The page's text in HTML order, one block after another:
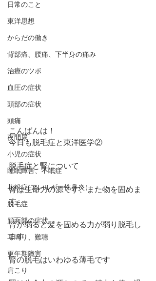
日常のこと
東洋思想
からだの働き
背部痛、腰痛、下半身の痛み
治療のツボ
血圧の症状
頭部の症状
頭痛
夜間尿
小児の症状
睡眠障害、不眠症
花粉症(アレルギー性鼻炎）
脱毛症
顔面部の症状
耳鳴り、難聴
更年期障害
肩こり
こんばんは！
今日も脱毛症と東洋医学②
脱毛症と腎について
腎は生命力の源です、また物を固めま
す
腎が弱ると髪を固める力が弱り脱毛し
ます
腎の脱毛はいわゆる薄毛です